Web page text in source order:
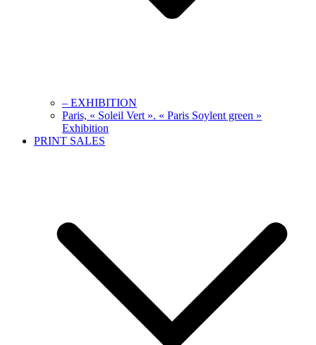
– EXHIBITION
Paris, « Soleil Vert ». « Paris Soylent green »
Exhibition
PRINT SALES